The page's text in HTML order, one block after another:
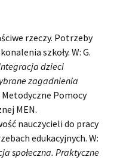
rzeczy. Potrzeby
szkoły. W: G.
dzieci
zagadnienia
Pomocy
MEN.
nauczycieli do pracy
edukacyjnych. W:
społeczna. Praktyczne